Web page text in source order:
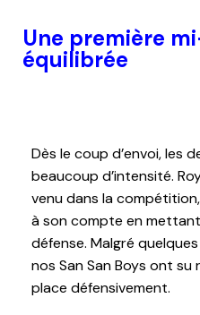
Une première
équilibrée
Dès le coup d’envoi, les
beaucoup d’intensité.
venu dans la
à son compte en
défense. Malgré
nos San San Boys ont
place défensivement.